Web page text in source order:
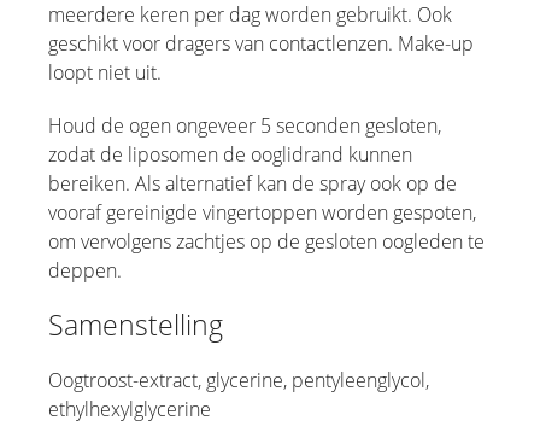
meerdere keren per dag worden gebruikt. Ook
geschikt voor dragers van contactlenzen. Make-up
loopt niet uit.
Houd de ogen ongeveer 5 seconden gesloten,
zodat de liposomen de ooglidrand kunnen
bereiken. Als alternatief kan de spray ook op de
vooraf gereinigde vingertoppen worden gespoten,
om vervolgens zachtjes op de gesloten oogleden te
deppen.
Samenstelling
Oogtroost-extract, glycerine, pentyleenglycol,
ethylhexylglycerine